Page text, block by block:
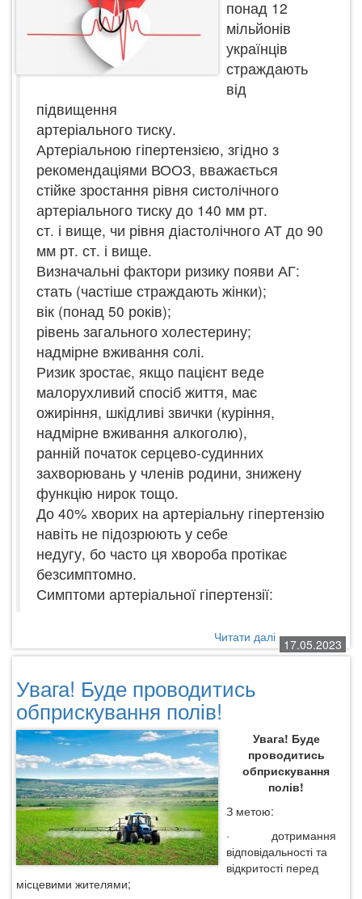
понад 12
мільйонів
українців
страждають
від
підвищення
артеріального тиску.
Артеріальною гіпертензією, згідно з
рекомендаціями ВООЗ, вважається
стійке зростання рівня систолічного
артеріального тиску до 140 мм рт.
ст. і вище, чи рівня діастолічного АТ до 90
мм рт. ст. і вище.
Визначальні фактори ризику появи АГ:
стать (частіше страждають жінки);
вік (понад 50 років);
рівень загального холестерину;
надмірне вживання солі.
Ризик зростає, якщо пацієнт веде
малорухливий спосіб життя, має
ожиріння, шкідливі звички (куріння,
надмірне вживання алкоголю),
ранній початок серцево-судинних
захворювань у членів родини, знижену
функцію нирок тощо.
До 40% хворих на артеріальну гіпертензію
навіть не підозрюють у себе
недугу, бо часто ця хвороба протікає
безсимптомно.
Симптоми артеріальної гіпертензії:
17.05.2023
Читати далі про
17
БОРОТЬБИ
З
ГІПЕРТЕНЗІЄЮ
епідеміологів)
Увага! Буде проводитись
обприскування полів!
Увага! Буде
проводитись
обприскування
полів!
З метою:
·
дотримання
відповідальності та
відкритості перед
місцевими жителями;